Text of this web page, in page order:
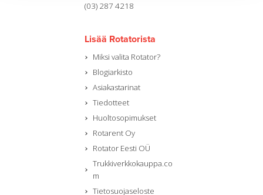
(03) 287 4218
Lisää Rotatorista
Miksi valita Rotator?
Blogiarkisto
Asiakastarinat
Tiedotteet
Huoltosopimukset
Rotarent Oy
Rotator Eesti OÜ
Trukkiverkkokauppa.co
m
Tietosuojaseloste